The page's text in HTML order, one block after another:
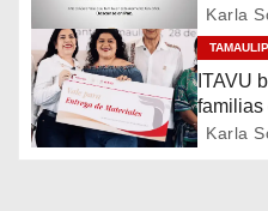
ó
n
d
Karla
ITAVU
familias
para
Karla